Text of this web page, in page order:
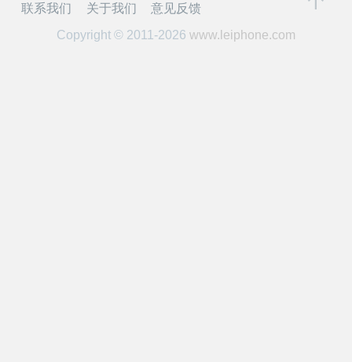
开
联系我们 关于我们
意见反馈
Copyright © 2011-2026 www.leiphone.com